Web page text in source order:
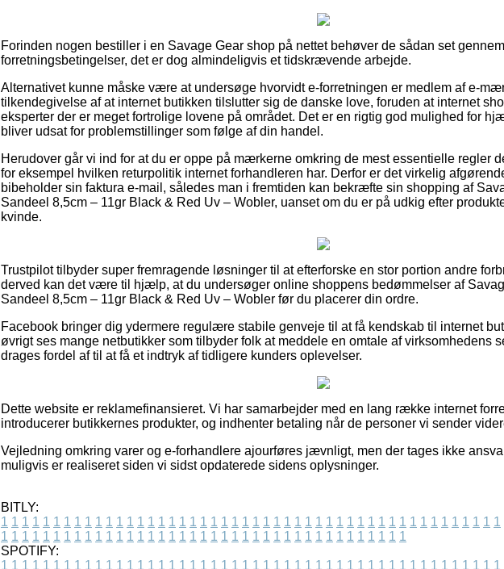
Forinden nogen bestiller i en Savage Gear shop på nettet behøver de sådan set
forretningsbetingelser, det er dog almindeligvis et tidskrævende arbejde.
Alternativet kunne måske være at undersøge hvorvidt e-forretningen er medlem af e-
tilkendegivelse af at internet butikken tilslutter sig de danske love, foruden at internet
eksperter der er meget fortrolige lovene på området. Det er en rigtig god mulighed for
bliver udsat for problemstillinger som følge af din handel.
Herudover går vi ind for at du er oppe på mærkerne omkring de mest essentielle regler
for eksempel hvilken returpolitik internet forhandleren har. Derfor er det virkelig
bibeholder sin faktura e-mail, således man i fremtiden kan bekræfte sin shopping af
Sandeel 8,5cm – 11gr Black & Red Uv – Wobler, uanset om du er på udkig efter
kvinde.
Trustpilot tilbyder super fremragende løsninger til at efterforske en stor portion andre
derved kan det være til hjælp, at du undersøger online shoppens bedømmelser af
Sandeel 8,5cm – 11gr Black & Red Uv – Wobler før du placerer din ordre.
Facebook bringer dig ydermere regulære stabile genveje til at få kendskab til internet
øvrigt ses mange netbutikker som tilbyder folk at meddele en omtale af virksomhedens
drages fordel af til at få et indtryk af tidligere kunders oplevelser.
Dette website er reklamefinansieret. Vi har samarbejder med en lang række internet
introducerer butikkernes produkter, og indhenter betaling når de personer vi sender
Vejledning omkring varer og e-forhandlere ajourføres jævnligt, men der tages ikke
muligvis er realiseret siden vi sidst opdaterede sidens oplysninger.
BITLY:
1 1 1 1 1 1 1 1 1 1 1 1 1 1 1 1 1 1 1 1 1 1 1 1 1 1 1 1 1 1 1 1 1 1 1 1 1 1 1 1 1 1 1 1 1 1 1 1
1 1 1 1 1 1 1 1 1 1 1 1 1 1 1 1 1 1 1 1 1 1 1 1 1 1 1 1 1 1 1 1 1 1 1 1 1 1 1
SPOTIFY:
1 1 1 1 1 1 1 1 1 1 1 1 1 1 1 1 1 1 1 1 1 1 1 1 1 1 1 1 1 1 1 1 1 1 1 1 1 1 1 1 1 1 1 1 1 1 1 1